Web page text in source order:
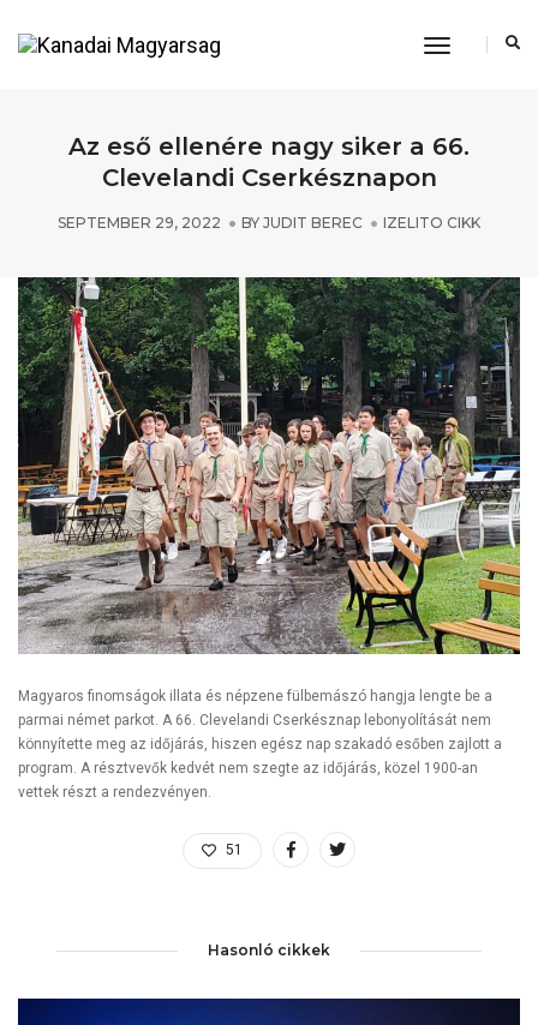
Toggle
Az eső ellenére nagy siker a 66.
Clevelandi Cserkésznapon
SEPTEMBER 29, 2022 BY JUDIT BEREC IZELITO CIKK
Magyaros finomságok illata és népzene fülbemászó hangja lengte be a
parmai német parkot. A 66. Clevelandi Cserkésznap lebonyolítását nem
könnyítette meg az időjárás, hiszen egész nap szakadó esőben zajlott a
program. A résztvevők kedvét nem szegte az időjárás, közel 1900-an
vettek részt a rendezvényen.
51
Hasonló cikkek